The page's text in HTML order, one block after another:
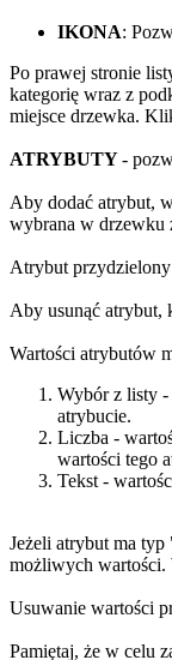
IKONA:
Po prawej stronie
kategorię wraz z
miejsce drzewka.
ATRYBUTY-
Aby dodać atrybut,
wybrana w drzewku
Atrybut
Aby usunąć
Wartości atrybutów
Wybór z listy -
atrybucie.
Liczba -
wartości tego
Tekst -
Jeżeli atrybut ma
możliwych wartości.
Usuwanie wartości
Pamiętaj, że w celu